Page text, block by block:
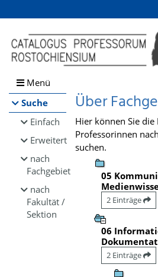
Browsen
direkt zum Inhalt
Menü
Suche
Einfach
Erweitert
nach
Fachgebiet
nach
Fakultät /
Sektion
Über
Hier können Sie
Professorinnen
suchen.
05
2 Einträge
06
2 Einträge